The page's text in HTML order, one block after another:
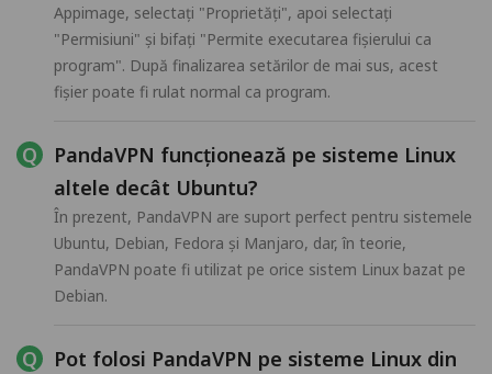
Appimage, selectați "Proprietăți", apoi selectați
"Permisiuni" și bifați "Permite executarea fișierului ca
program". După finalizarea setărilor de mai sus, acest
fișier poate fi rulat normal ca program.
PandaVPN funcționează pe sisteme Linux
altele decât Ubuntu?
În prezent, PandaVPN are suport perfect pentru sistemele
Ubuntu, Debian, Fedora și Manjaro, dar, în teorie,
PandaVPN poate fi utilizat pe orice sistem Linux bazat pe
Debian.
Pot folosi PandaVPN pe sisteme Linux din